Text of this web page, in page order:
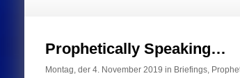
Prophetically Speaking…
Montag, der 4. November 2019 in Briefings,